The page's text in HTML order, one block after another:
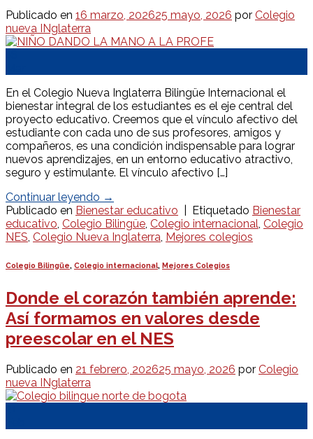
Publicado en 16 marzo, 202625 mayo, 2026 por Colegio
nueva INglaterra
En el Colegio Nueva Inglaterra Bilingüe Internacional el
bienestar integral de los estudiantes es el eje central del
proyecto educativo. Creemos que el vínculo afectivo del
estudiante con cada uno de sus profesores, amigos y
compañeros, es una condición indispensable para lograr
nuevos aprendizajes, en un entorno educativo atractivo,
seguro y estimulante. El vínculo afectivo […]
Continuar leyendo →
Publicado en Bienestar educativo Etiquetado Bienestar
educativo, Colegio Bilingüe, Colegio internacional, Colegio
NES, Colegio Nueva Inglaterra, Mejores colegios
Colegio Bilingüe, Colegio internacional, Mejores Colegios
Donde el corazón también aprende:
Así formamos en valores desde
preescolar en el NES
Publicado en 21 febrero, 202625 mayo, 2026 por Colegio
nueva INglaterra